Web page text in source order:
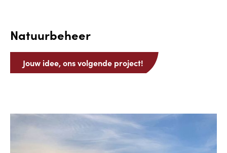
Natuurbeheer
Jouw idee, ons volgende project!